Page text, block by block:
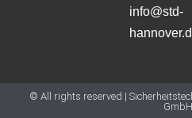
info@std-
© All rights reserved |
GmbH